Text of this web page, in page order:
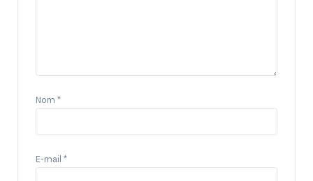
Nom *
E-mail *